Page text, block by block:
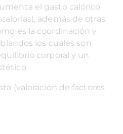
el gasto calórico
además de otras
es la coordinación y
los cuales son
corporal y un
(valoración de factores